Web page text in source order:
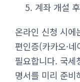
계좌 개설
온라인 신청 시에
편인증(카카오·
필요합니다. 국세
명서를 미리 준비